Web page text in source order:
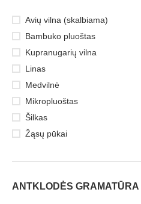
Avių vilna (skalbiama)
Bambuko pluoštas
Kupranugarių vilna
Linas
Medvilnė
Mikropluoštas
Šilkas
Žąsų pūkai
ANTKLODĖS GRAMATŪRA